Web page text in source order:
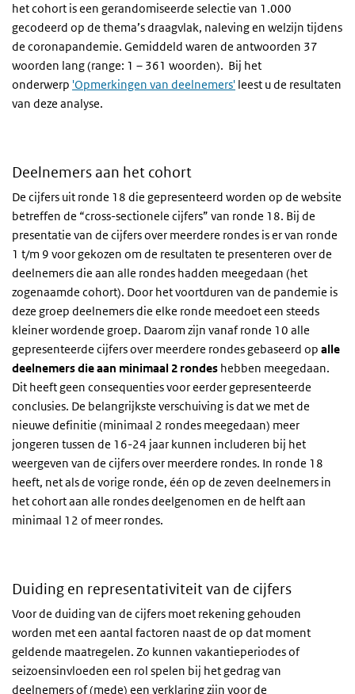
het cohort is een gerandomiseerde selectie van 1.000
gecodeerd op de thema’s draagvlak, naleving en welzijn tijdens
de coronapandemie. Gemiddeld waren de antwoorden 37
woorden lang (range: 1 – 361 woorden). Bij het
onderwerp 'Opmerkingen van deelnemers' leest u de resultaten
van deze analyse.
Deelnemers aan het cohort
De cijfers uit ronde 18 die gepresenteerd worden op de website
betreffen de “cross-sectionele cijfers” van ronde 18. Bij de
presentatie van de cijfers over meerdere rondes is er van ronde
1 t/m 9 voor gekozen om de resultaten te presenteren over de
deelnemers die aan alle rondes hadden meegedaan (het
zogenaamde cohort). Door het voortduren van de pandemie is
deze groep deelnemers die elke ronde meedoet een steeds
kleiner wordende groep. Daarom zijn vanaf ronde 10 alle
gepresenteerde cijfers over meerdere rondes gebaseerd op alle
deelnemers die aan minimaal 2 rondes hebben meegedaan.
Dit heeft geen consequenties voor eerder gepresenteerde
conclusies. De belangrijkste verschuiving is dat we met de
nieuwe definitie (minimaal 2 rondes meegedaan) meer
jongeren tussen de 16-24 jaar kunnen includeren bij het
weergeven van de cijfers over meerdere rondes. In ronde 18
heeft, net als de vorige ronde, één op de zeven deelnemers in
het cohort aan alle rondes deelgenomen en de helft aan
minimaal 12 of meer rondes.
Duiding en representativiteit van de cijfers
Voor de duiding van de cijfers moet rekening gehouden
worden met een aantal factoren naast de op dat moment
geldende maatregelen. Zo kunnen vakantieperiodes of
seizoensinvloeden een rol spelen bij het gedrag van
deelnemers of (mede) een verklaring zijn voor de